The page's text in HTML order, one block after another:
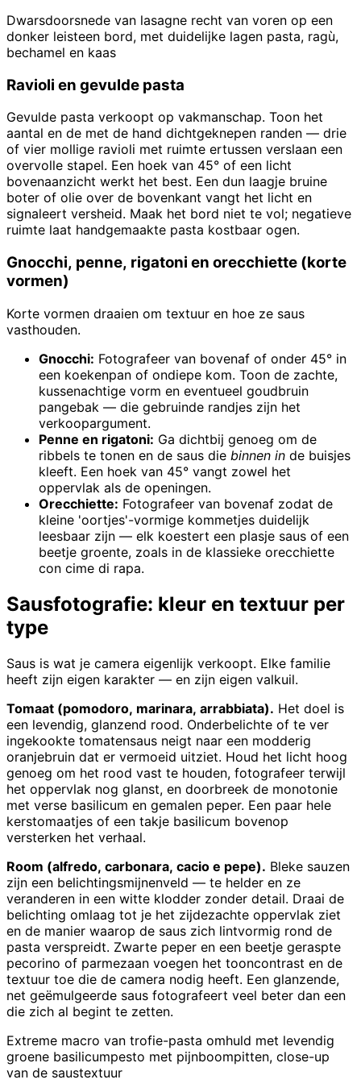
Dwarsdoorsnede van lasagne recht van voren op een
donker leisteen bord, met duidelijke lagen pasta, ragù,
bechamel en kaas
Ravioli en gevulde pasta
Gevulde pasta verkoopt op vakmanschap. Toon het
aantal en de met de hand dichtgeknepen randen — drie
of vier mollige ravioli met ruimte ertussen verslaan een
overvolle stapel. Een hoek van 45° of een licht
bovenaanzicht werkt het best. Een dun laagje bruine
boter of olie over de bovenkant vangt het licht en
signaleert versheid. Maak het bord niet te vol; negatieve
ruimte laat handgemaakte pasta kostbaar ogen.
Gnocchi, penne, rigatoni en orecchiette (korte
vormen)
Korte vormen draaien om textuur en hoe ze saus
vasthouden.
Gnocchi: Fotografeer van bovenaf of onder 45° in
een koekenpan of ondiepe kom. Toon de zachte,
kussenachtige vorm en eventueel goudbruin
pangebak — die gebruinde randjes zijn het
verkoopargument.
Penne en rigatoni: Ga dichtbij genoeg om de
ribbels te tonen en de saus die binnen in de buisjes
kleeft. Een hoek van 45° vangt zowel het
oppervlak als de openingen.
Orecchiette: Fotografeer van bovenaf zodat de
kleine 'oortjes'-vormige kommetjes duidelijk
leesbaar zijn — elk koestert een plasje saus of een
beetje groente, zoals in de klassieke orecchiette
con cime di rapa.
Sausfotografie: kleur en textuur per
type
Saus is wat je camera eigenlijk verkoopt. Elke familie
heeft zijn eigen karakter — en zijn eigen valkuil.
Tomaat (pomodoro, marinara, arrabbiata). Het doel is
een levendig, glanzend rood. Onderbelichte of te ver
ingekookte tomatensaus neigt naar een modderig
oranjebruin dat er vermoeid uitziet. Houd het licht hoog
genoeg om het rood vast te houden, fotografeer terwijl
het oppervlak nog glanst, en doorbreek de monotonie
met verse basilicum en gemalen peper. Een paar hele
kerstomaatjes of een takje basilicum bovenop
versterken het verhaal.
Room (alfredo, carbonara, cacio e pepe). Bleke sauzen
zijn een belichtingsmijnenveld — te helder en ze
veranderen in een witte klodder zonder detail. Draai de
belichting omlaag tot je het zijdezachte oppervlak ziet
en de manier waarop de saus zich lintvormig rond de
pasta verspreidt. Zwarte peper en een beetje geraspte
pecorino of parmezaan voegen het tooncontrast en de
textuur toe die de camera nodig heeft. Een glanzende,
net geëmulgeerde saus fotografeert veel beter dan een
die zich al begint te zetten.
Extreme macro van trofie-pasta omhuld met levendig
groene basilicumpesto met pijnboompitten, close-up
van de saustextuur